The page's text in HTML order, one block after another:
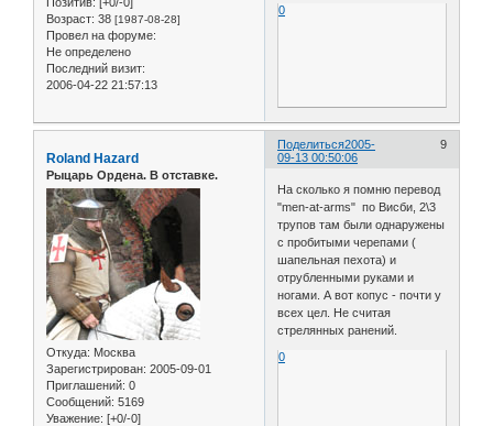
Возраст: 38 [1987-08-28]
Провел на форуме:
Не определено
Последний визит:
2006-04-22 21:57:13
0
Поделиться 9
2005-
09-13 00:50:06
Roland Hazard
Рыцарь Ордена. В отставке.
Откуда: Москва
Зарегистрирован: 2005-09-01
Приглашений: 0
Сообщений: 5169
Уважение: [+0/-0]
На сколько я помню перевод
"men-at-arms" по Висби, 2\3
трупов там были однаружены
с пробитыми черепами (
шапельная пехота) и
отрубленными руками и
ногами. А вот копус - почти у
всех цел. Не считая
стрелянных ранений.
0